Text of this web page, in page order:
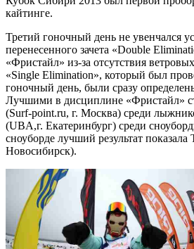
кайтинге.
Третий гоночный день не увенчался
перенесенного зачета «Double
«Фристайл» из-за отсутствия
«Single Elimination», который был
гоночный день, были сразу
Лучшими в дисциплине «Фристайл»
(Surf-point.ru, г. Москва) среди
(UBA,г. Екатеринбург) среди
сноуборде лучший результат показала
Новосибирск).